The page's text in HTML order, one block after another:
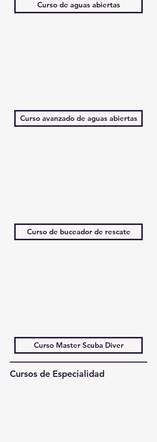
Curso de aguas abiertas
Curso avanzado de aguas abiertas
Curso de buceador de rescate
Curso Master Scuba Diver
Cursos de Especialidad